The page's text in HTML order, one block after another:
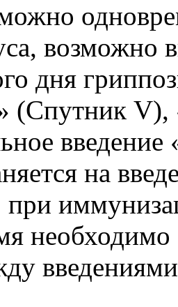
возможно
дня
(Спутник V),
на